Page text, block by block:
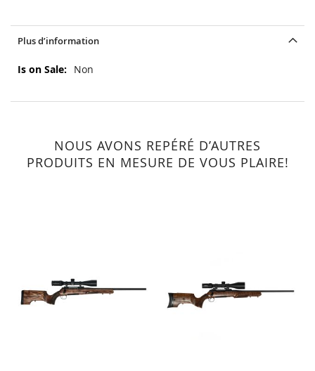
Plus d’information
Plus
Non
NOUS AVONS REPÉRÉ D’AUTRES
PRODUITS EN MESURE DE VOUS PLAIRE!